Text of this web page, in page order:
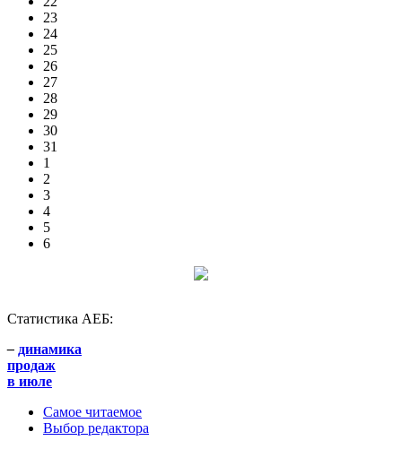
23
24
25
26
27
28
29
30
31
1
2
3
4
5
6
Статистика АЕБ:
– динамика
продаж
в июле
Самое читаемое
Выбор редактора